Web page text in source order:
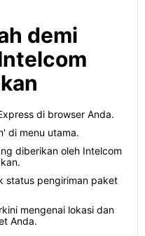
demi
di browser Anda.
di menu utama.
diberikan oleh Intelcom
status pengiriman paket
mengenai lokasi dan
Anda.